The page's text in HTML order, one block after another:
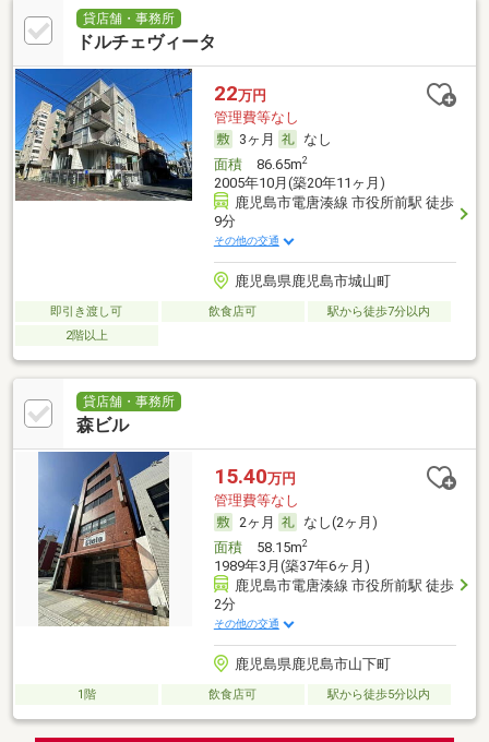
貸店舗・事務所
ドルチェヴィータ
22万円
管理費等なし
3ヶ月
なし
面積86.65m2
2005年10月(築20年11ヶ月)
鹿児島市電唐湊線 市役所前駅 徒歩
9分
その他の交通
鹿児島県鹿児島市城山町
即引き渡し可 飲食店可
駅から徒歩7分以内
2階以上
貸店舗・事務所
森ビル
15.40万円
管理費等なし
2ヶ月
なし(2ヶ月)
面積58.15m2
1989年3月(築37年6ヶ月)
鹿児島市電唐湊線 市役所前駅 徒歩
2分
その他の交通
鹿児島県鹿児島市山下町
1階 飲食店可 駅から徒歩5分以内